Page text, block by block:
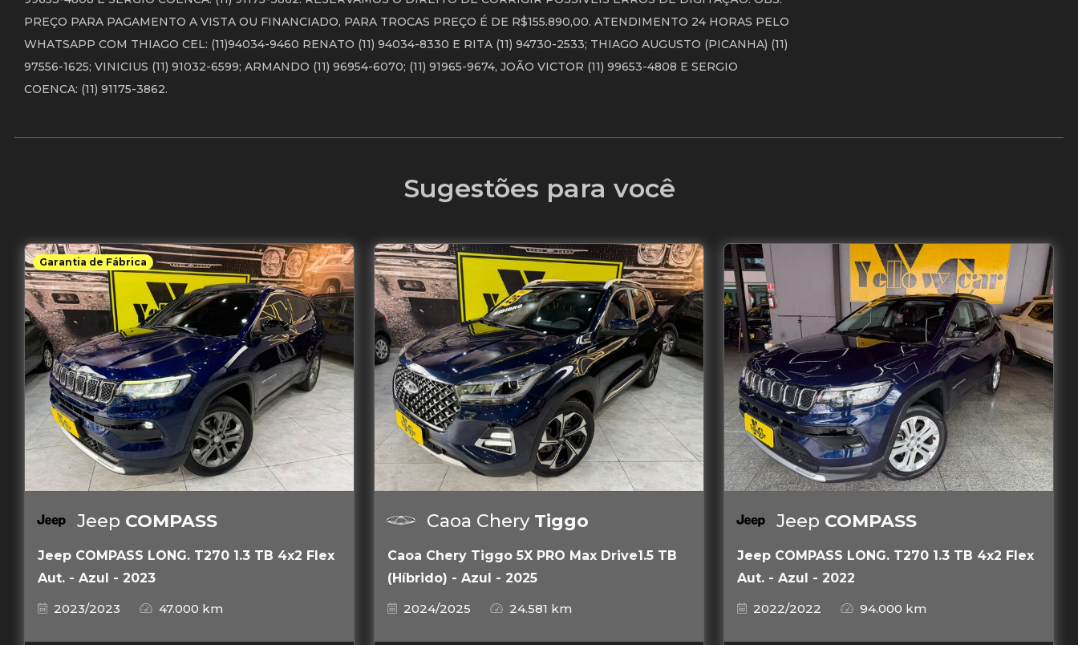
PREÇO PARA PAGAMENTO A VISTA OU FINANCIADO, PARA TROCAS PREÇO É DE R$155.890,00. ATENDIMENTO 24 HORAS PELO
WHATSAPP COM THIAGO CEL: (11)94034-9460 RENATO (11) 94034-8330 E RITA (11) 94730-2533; THIAGO AUGUSTO (PICANHA) (11)
97556-1625; VINICIUS (11) 91032-6599; ARMANDO (11) 96954-6070; (11) 91965-9674, JOÃO VICTOR (11) 99653-4808 E SERGIO
COENCA: (11) 91175-3862.
Sugestões para você
Garantia de Fábrica
Jeep COMPASS
Jeep COMPASS LONG. T270 1.3 TB 4x2 Flex
Aut. - Azul - 2023
2023/2023
47.000 km
Caoa Chery Tiggo
Caoa Chery Tiggo 5X PRO Max Drive1.5 TB
(Híbrido) - Azul - 2025
2024/2025
24.581 km
Jeep COMPASS
Jeep COMPASS LONG. T270 1.3 TB 4x2 Flex
Aut. - Azul - 2022
2022/2022
94.000 km